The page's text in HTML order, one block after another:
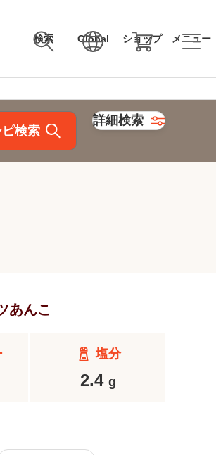
検索 Global ショップ メニュー
ピ検索
詳細検索
あんこ
塩分
2.4 g